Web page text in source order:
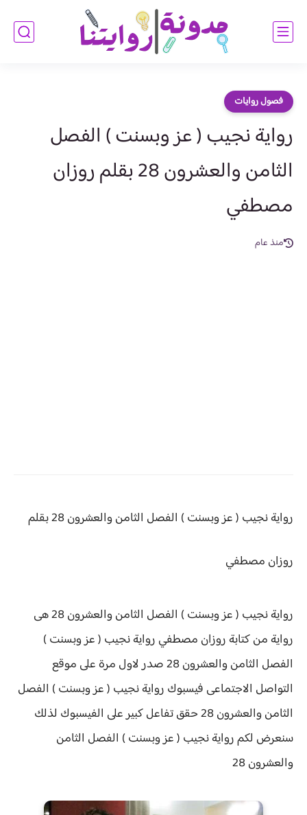
فصول روايات
رواية نجيب ( عز وبسنت ) الفصل
الثامن والعشرون 28 بقلم روزان
مصطفي
منذ عام
رواية نجيب ( عز وبسنت ) الفصل الثامن والعشرون 28 بقلم
روزان مصطفي
رواية نجيب ( عز وبسنت ) الفصل الثامن والعشرون 28 هى
رواية من كتابة روزان مصطفي رواية نجيب ( عز وبسنت )
الفصل الثامن والعشرون 28 صدر لاول مرة على موقع
التواصل الاجتماعى فيسبوك رواية نجيب ( عز وبسنت ) الفصل
الثامن والعشرون 28 حقق
تفاعل كبير على الفيسبوك لذلك
سنعرض لكمروايةنجيب ( عز وبسنت ) الفصل الثامن
والعشرون 28